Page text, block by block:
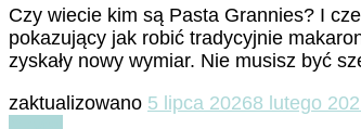
Czy wiecie kim są Pasta Grannies? I
pokazujący jak robić tradycyjnie
zyskały nowy wymiar. Nie musisz być
zaktualizowano 5 lipca 20268 lutego